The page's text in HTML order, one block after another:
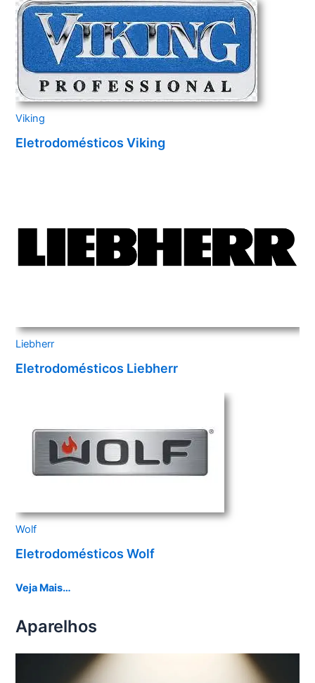
Viking
Eletrodomésticos Viking
Liebherr
Eletrodomésticos Liebherr
Wolf
Eletrodomésticos Wolf
Veja Mais…
Aparelhos